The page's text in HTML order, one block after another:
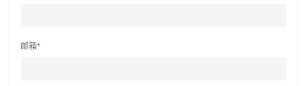
邮箱*